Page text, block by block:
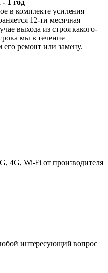
1 год
в комплекте усиления
12-ти месячная
выхода из строя какого-
мы в течение
ремонт или замену.
4G, Wi-Fi от производителя
интересующий вопрос